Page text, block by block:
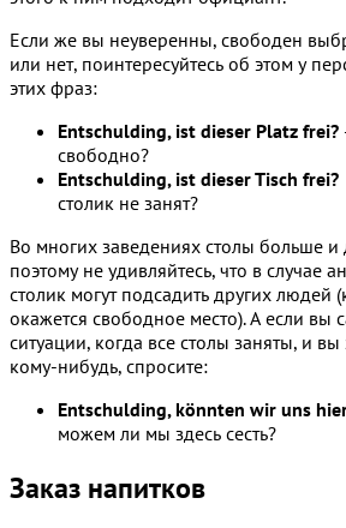
Если же вы неуверенны, свободен
или нет, поинтересуйтесь об этом у
этих фраз:
Entschulding, ist dieser Platz frei?
свободно?
Entschulding, ist dieser Tisch frei?
столик не занят?
Во многих заведениях столы больше и
поэтому не удивляйтесь, что в случае
столик могут подсадить других людей
окажется свободное место). А если вы
ситуации, когда все столы заняты, и вы
кому-нибудь, спросите:
Entschulding, könnten wir uns
можем ли мы здесь сесть?
Заказ напитков